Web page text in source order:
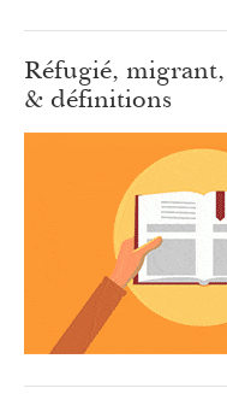
Réfugié,
& définitions